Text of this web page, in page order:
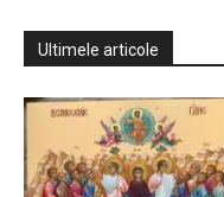
Ultimele articole